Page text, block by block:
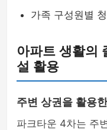
가족 구성원별
아파트 생활의
설 활용
주변 상권을 활용
파크타운 4차는 주